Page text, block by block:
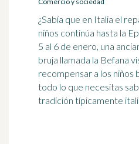
¿Sabía que en Italia el
niños continúa hasta la
5 al 6 de enero, una
bruja llamada la Befana
recompensar a los niños
todo lo que necesitas
tradición típicamente